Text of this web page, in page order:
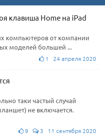
клавиша Home на iPad
компьютеров от компании
моделей большей ...
1 24 апреля 2020
таки частый случай
не включается.
9 3 11 сентября 2020